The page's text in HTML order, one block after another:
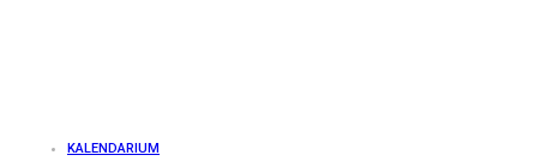
KALENDARIUM